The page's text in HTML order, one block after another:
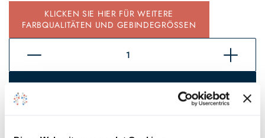
KLICKEN SIE HIER FÜR WEITERE
FARBQUALITÄTEN UND GEBINDEGRÖSSEN